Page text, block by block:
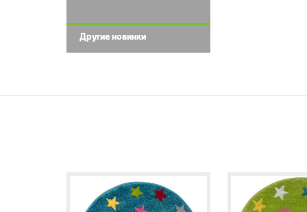
Другие новинки